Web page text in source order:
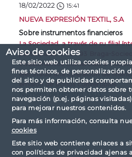
Aviso de cookies
Este sitio web utiliza cookies
fines técnicos, de personalización
del sitio y de publicidad
nos permiten obtener datos sobre
navegación (p.ej. páginas
para mejorar nuestros contenidos.
Para más información, consulta
cookies
Este sitio web contiene enlaces a
con políticas de privacidad ajenas
18/02/2022 15:41
NUEVA EXPRESIÓN TEXTIL, S.A
Sobre instrumentos financieros
La Sociedad, a través de su filial
participada "S.I.C.I 93 Braga-
Investimentos Comerciais e
ejecutado una operación de
emisión de bonos convertibles
Número de registro: 1303